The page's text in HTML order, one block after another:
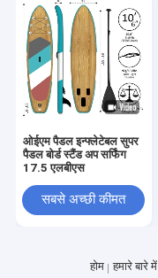
ओईएम पैडल इन्फ्लेटेबल सुपर
पैडल बोर्ड स्टैंड अप सर्फिंग
17.5 एलबीएस
सबसे अच्छी कीमत
होम हमारे बारे में